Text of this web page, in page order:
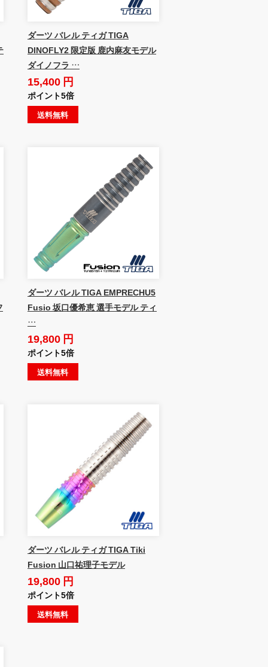
ダーツ バレル ティガ TIGA
DINOFLY2 限定版 鹿内麻友モデル
ダイノフラ …
15,400 円
ポイント5倍
送料無料
ダーツ バレル TIGA EMPRECHU5
Fusio 坂口優希恵 選手モデル ティ
…
19,800 円
ポイント5倍
送料無料
ダーツ バレル ティガ TIGA Tiki
Fusion 山口祐理子モデル
19,800 円
ポイント5倍
送料無料